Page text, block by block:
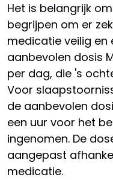
Het is belangrijk
begrijpen om er
medicatie veilig en
aanbevolen dosis
per dag, die 's
Voor
de aanbevolen
een uur voor het
ingenomen. De
aangepast
medicatie.